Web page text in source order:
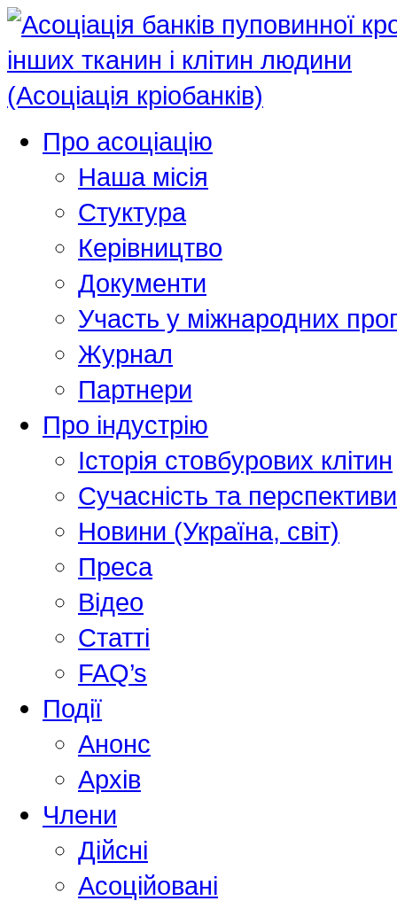
Про асоціацію
Наша місія
Стуктура
Керівництво
Документи
Участь у міжнародних
Журнал
Партнери
Про індустрію
Історія стовбурових клітин
Сучасність та перспективи
Новини (Україна, світ)
Преса
Відео
Статті
FAQ’s
Події
Анонс
Архів
Члени
Дійсні
Асоційовані